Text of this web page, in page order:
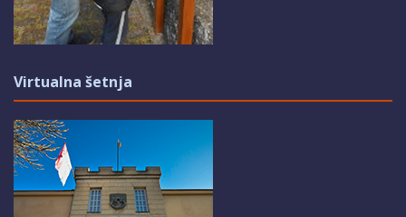
Virtualna šetnja